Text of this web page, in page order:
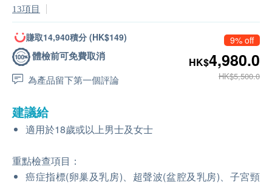
13項目
賺取14,940積分 (HK$149)
體檢前可免費取消
為產品留下第一個評論
9% off
HK$4,980.0
HK$5,500.0
建議給
適用於18歲或以上男士及女士
重點檢查項目：
癌症指標(卵巢及乳房)、超聲波(盆腔及乳房)、子宮頸